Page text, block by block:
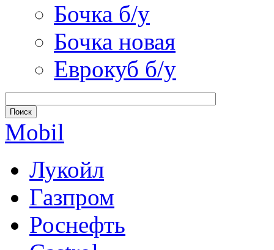
Бочка б/у
Бочка новая
Еврокуб б/у
Mobil
Лукойл
Газпром
Роснефть